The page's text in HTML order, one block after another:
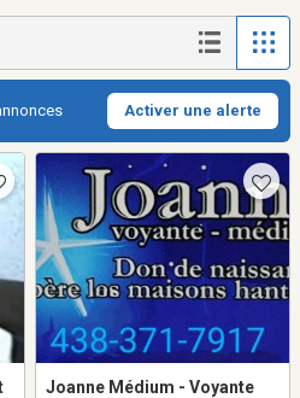
Activer une alerte
Joanne Médium - Voyante